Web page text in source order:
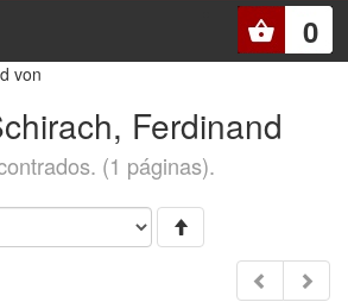
0
von
Ferdinand
(1 páginas).